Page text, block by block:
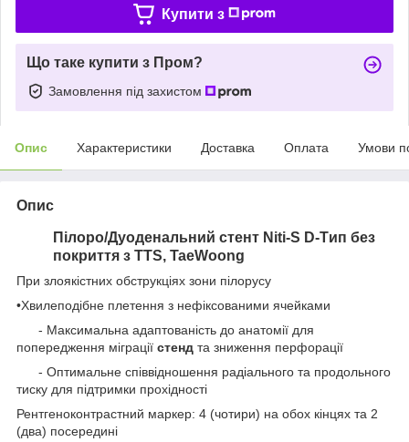
Купити з
Що таке купити з Пром?
Замовлення під захистом
Опис Характеристики Доставка Оплата Умови
Опис
Пілоро/Дуоденальний стент Niti-S D-Tип без
покриття з TTS, TaeWoong
При злоякістних обструкціях зони пілорусу
•Хвилеподібне плетення з нефіксованими ячейками
- Максимальна адаптованість до анатомії для
попередження міграції стенд та зниження перфорації
- Оптимальне співвідношення радіального та продольного
тиску для підтримки прохідності
Рентгеноконтрастний маркер: 4 (чотири) на обох кінцях та 2
(два) посередині